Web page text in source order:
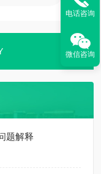
题解释
电话咨询
微信咨询